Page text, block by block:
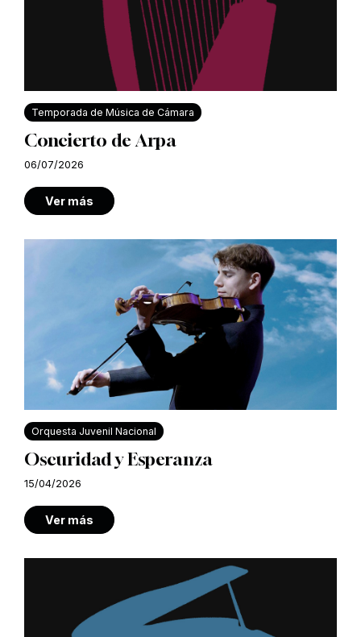
Temporada de Música de Cámara
Concierto de Arpa
06/07/2026
Ver más
Orquesta Juvenil Nacional
Oscuridad y Esperanza
15/04/2026
Ver más